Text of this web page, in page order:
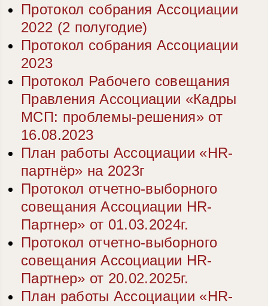
Протокол собрания Ассоциации
2022 (2 полугодие)
Протокол собрания Ассоциации
2023
Протокол Рабочего совещания
Правления Ассоциации «Кадры
МСП: проблемы-решения» от
16.08.2023
План работы Ассоциации «HR-
партнёр» на 2023г
Протокол отчетно-выборного
совещания Ассоциации HR-
Партнер» от 01.03.2024г.
Протокол отчетно-выборного
совещания Ассоциации HR-
Партнер» от 20.02.2025г.
План работы Ассоциации «HR-